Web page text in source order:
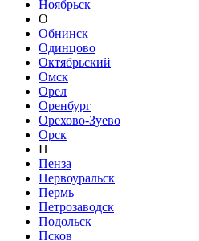
Ноябрьск
О
Обнинск
Одинцово
Октябрьский
Омск
Орел
Оренбург
Орехово-Зуево
Орск
П
Пенза
Первоуральск
Пермь
Петрозаводск
Подольск
Псков